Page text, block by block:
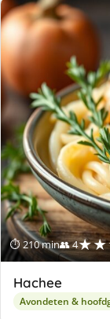
⏱ 210 min👥 4
Hachee
Avondeten &